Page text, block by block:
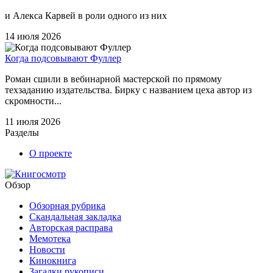
и Алекса Карвей в роли одного из них
14 июля 2026
Когда подсовывают Фуллер
Роман сшили в вебинарной мастерской по прямому
техзаданию издательства. Бирку с названием цеха автор из
скромности...
11 июля 2026
Разделы
О проекте
Обзор
Обзорная рубрика
Скандальная закладка
Авторская расправа
Мемотека
Новости
Кинокнига